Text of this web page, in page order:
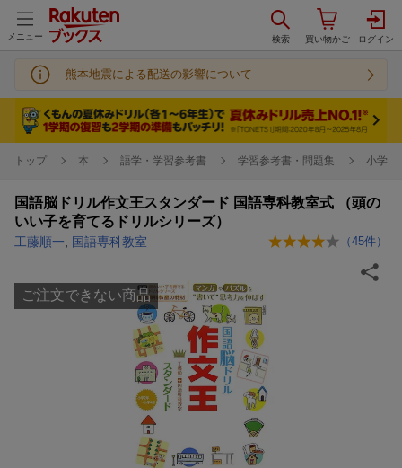
メニュー
熊本地震による配送の影響について
トップ 本 語学・学習参考書 学習参考書・問題集 小学校
国語脳ドリル作文王スタンダード 国語専科教室式 （頭の
いい子を育てるドリルシリーズ）
工藤順一 国語専科教室 （45件）
ご注文できない商品